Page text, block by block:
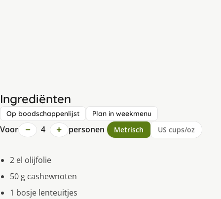
Ingrediënten
Op boodschappenlijst Plan in weekmenu
Voor − 4 + personen Metrisch US cups/oz
2 el olijfolie
50 g cashewnoten
1 bosje lenteuitjes